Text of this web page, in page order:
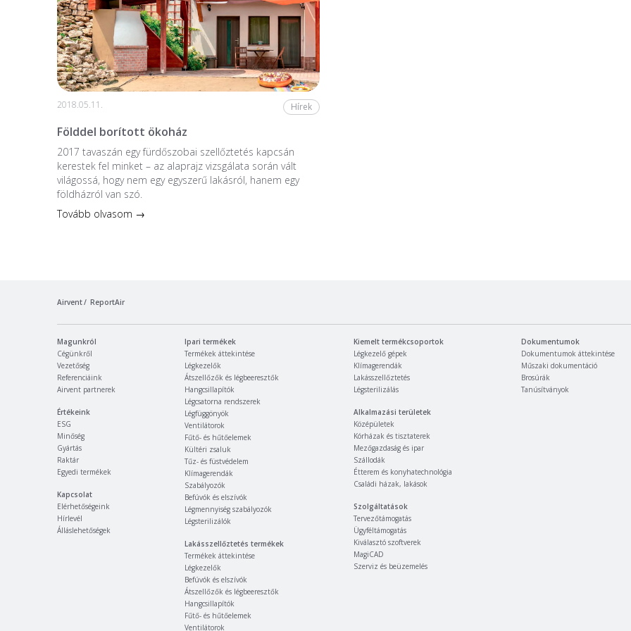
2018.05.11. Hírek
Földdel borított ökoház
2017 tavaszán egy fürdőszobai szellőztetés kapcsán
kerestek fel minket – az alaprajz vizsgálata során vált
világossá, hogy nem egy egyszerű lakásról, hanem egy
földházról van szó.
Tovább olvasom →
Airvent ReportAir
Magunkról
Cégünkről
Vezetőség
Referenciáink
Airvent partnerek
Értékeink
ESG
Minőség
Gyártás
Raktár
Egyedi termékek
Kapcsolat
Elérhetőségeink
Hírlevél
Álláslehetőségek
Ipari termékek
Termékek áttekintése
Légkezelők
Átszellőzők és légbeeresztők
Hangcsillapítók
Légcsatorna rendszerek
Légfüggönyök
Ventilátorok
Fűtő- és hűtőelemek
Kültéri zsaluk
Tűz- és füstvédelem
Klímagerendák
Szabályozók
Befúvók és elszívók
Légmennyiség szabályozók
Légsterilizálók
Lakásszellőztetés termékek
Termékek áttekintése
Légkezelők
Befúvók és elszívók
Átszellőzők és légbeeresztők
Hangcsillapítók
Fűtő- és hűtőelemek
Ventilátorok
Kiemelt termékcsoportok
Légkezelő gépek
Klímagerendák
Lakásszellőztetés
Légsterilizálás
Alkalmazási területek
Középületek
Kórházak és tisztaterek
Mezőgazdaság és ipar
Szállodák
Étterem és konyhatechnológia
Családi házak, lakások
Szolgáltatások
Tervezőtámogatás
Ügyféltámogatás
Kiválasztó szoftverek
MagiCAD
Szerviz és beüzemelés
Dokumentumok
Dokumentumok áttekintése
Műszaki dokumentáció
Brosúrák
Tanúsítványok